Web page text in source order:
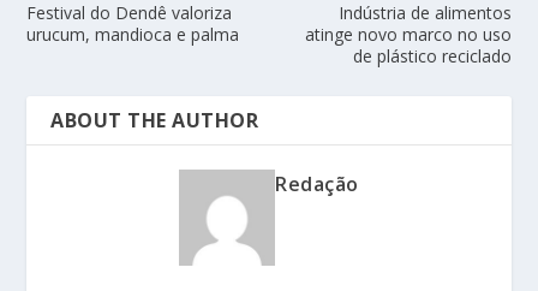
Festival do Dendê valoriza
urucum, mandioca e palma
Indústria de alimentos
atinge novo marco no uso
de plástico reciclado
ABOUT THE AUTHOR
Redação